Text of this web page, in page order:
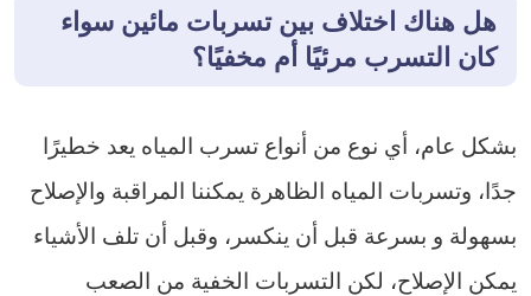
هل هناك اختلاف بين تسربات مائين سواء
كان التسرب مرئيًا أم مخفيًا؟
بشكل عام، أي نوع من أنواع تسرب المياه يعد خطيرًا
جدًا، وتسربات المياه الظاهرة يمكننا المراقبة والإصلاح
بسهولة و بسرعة قبل أن ينكسر، وقبل أن تلف الأشياء
يمكن الإصلاح، لكن التسربات الخفية من الصعب